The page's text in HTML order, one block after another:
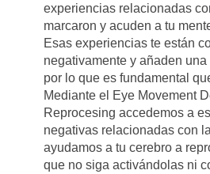
experiencias relacionadas
marcaron y acuden a tu
Esas experiencias te están
negativamente y añaden
por lo que es fundamental
Mediante el Eye Movement
Reprocesing accedemos a
negativas relacionadas con
ayudamos a tu cerebro a
que no siga activándolas ni